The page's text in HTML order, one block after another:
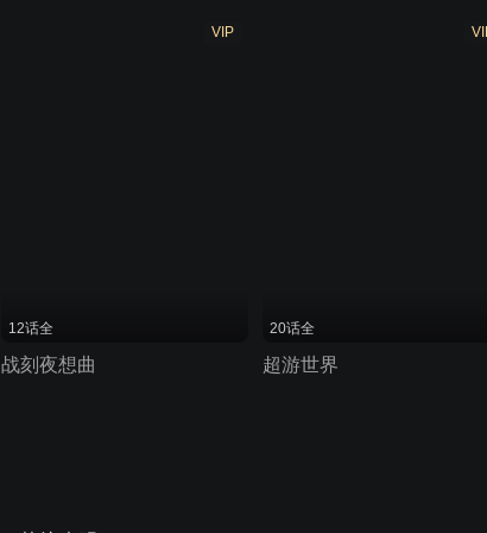
VIP
12话全
战刻夜想曲
20话全
超游世界